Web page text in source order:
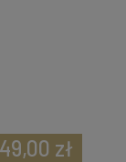
49,00 zł